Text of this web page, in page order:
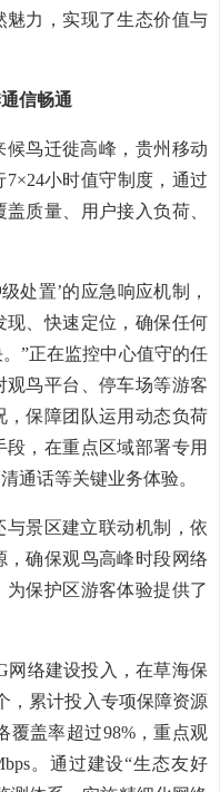
力，实现了生态价值与
信畅通
候鸟迁徙高峰，贵州移动
小时值守制度，通过
质量、用户接入负荷、
处置’的应急响应机制，
、快速定位，确保任何
”正在监控中心值守的任
鸟平台、停车场等游客
保障团队运用动态负荷
，在重点区域部署专用
通话等关键业务体验。
景区建立联动机制，依
确保观鸟高峰时段网络
保护区游客体验提供了
网络建设投入，在草海保
，累计投入专项保障资源
覆盖率超过98%，重点观
。通过建设“生态友好